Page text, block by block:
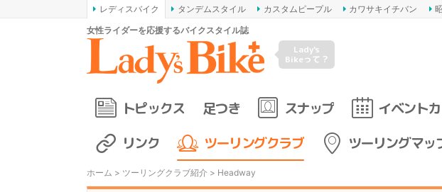
レディスバイク タンデムスタイル カスタムピープル カワサキイチバン
女性ライダーを応援するバイクスタイル誌
Lady's
Bikeって？
トピックス 足つき スナップ イベント
リンク
ツーリングクラブ ツーリングマッ
ホーム > ツーリングクラブ紹介 > Headway